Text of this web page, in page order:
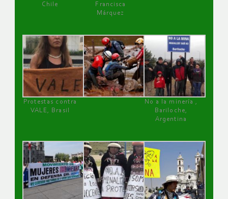
Chile
Francisca
Márquez
Protestas contra
VALE, Brasil
No a la minería ,
Bariloche,
Argentina